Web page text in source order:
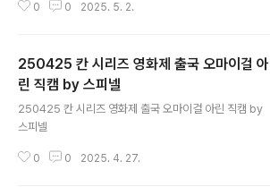
0 0 2025. 5. 2.
250425 칸 시리즈 영화제 출국 오마이걸 아
린 직캠 by 스피넬
250425 칸 시리즈 영화제 출국 오마이걸 아린 직캠 by
스피넬
0 0 2025. 4. 27.